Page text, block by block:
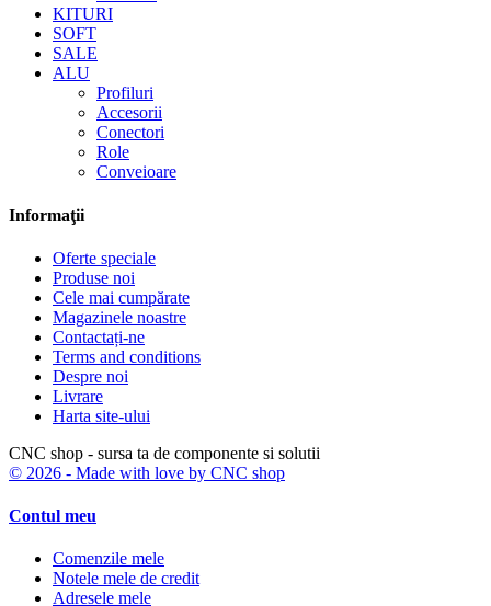
KITURI
SOFT
SALE
ALU
Profiluri
Accesorii
Conectori
Role
Conveioare
Informaţii
Oferte speciale
Produse noi
Cele mai cumpărate
Magazinele noastre
Contactați-ne
Terms and conditions
Despre noi
Livrare
Harta site-ului
CNC shop - sursa ta de componente si solutii
© 2026 - Made with love by CNC shop
Contul meu
Comenzile mele
Notele mele de credit
Adresele mele